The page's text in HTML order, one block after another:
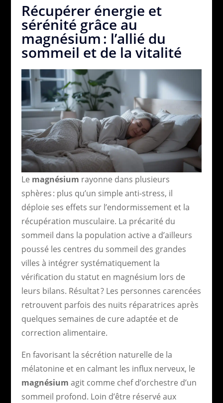
Récupérer énergie et
sérénité grâce au
magnésium : l’allié du
sommeil et de la vitalité
Le magnésium rayonne dans plusieurs
sphères : plus qu’un simple anti-stress, il
déploie ses effets sur l’endormissement et la
récupération musculaire. La précarité du
sommeil dans la population active a d’ailleurs
poussé les centres du sommeil des grandes
villes à intégrer systématiquement la
vérification du statut en magnésium lors de
leurs bilans. Résultat ? Les personnes carencées
retrouvent parfois des nuits réparatrices après
quelques semaines de cure adaptée et de
correction alimentaire.
En favorisant la sécrétion naturelle de la
mélatonine et en calmant les influx nerveux, le
magnésium agit comme chef d’orchestre d’un
sommeil profond. Loin d’être réservé aux